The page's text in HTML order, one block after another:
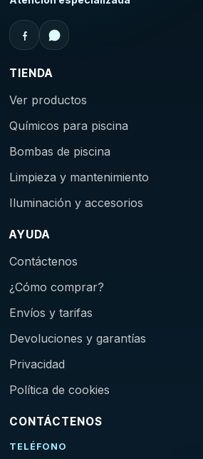
TIENDA
Ver productos
Químicos para piscina
Bombas de piscina
Limpieza y mantenimiento
Iluminación y accesorios
AYUDA
Contáctenos
¿Cómo comprar?
Envíos y tarifas
Devoluciones y garantías
Privacidad
Política de cookies
CONTÁCTENOS
TELÉFONO